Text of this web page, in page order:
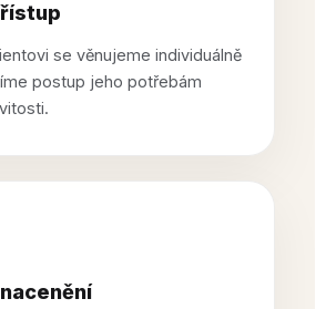
se věnujeme individuálně
postup jeho potřebám